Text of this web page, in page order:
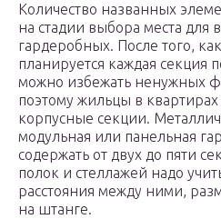
Количество названных
на стадии выбора места для
гардеробных. После того,
планируется каждая секция
можно избежать ненужных
поэтому жильцы в квартирах
корпусные секции.
модульная или панельная
содержать от двух до пяти
полок и стеллажей надо
расстояния между ними,
на штанге.